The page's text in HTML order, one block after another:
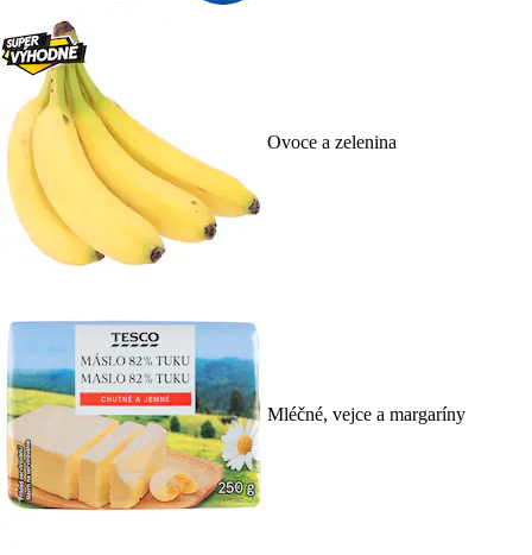
Ovoce a zelenina
Mléčné, vejce a margaríny